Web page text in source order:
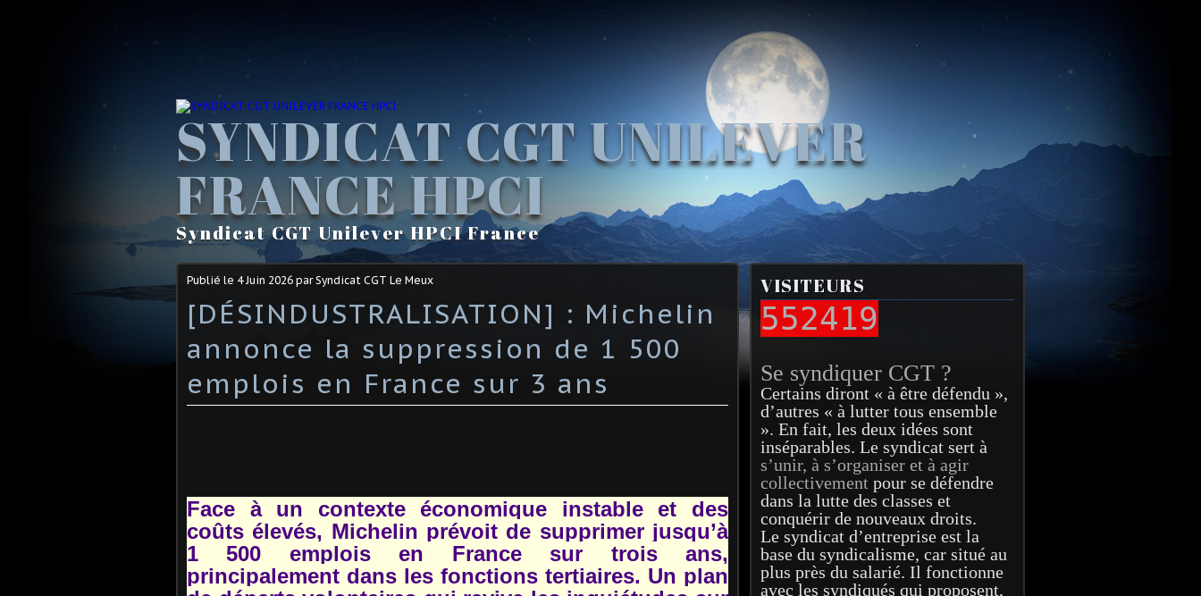
SYNDICAT CGT UNILEVER
FRANCE HPCI
Syndicat CGT Unilever HPCI France
Publié le 4 Juin 2026 par Syndicat CGT Le Meux
[DÉSINDUSTRALISATION] : Michelin
annonce la suppression de 1 500
emplois en France sur 3 ans
Face à un contexte économique instable et des
coûts élevés, Michelin prévoit de supprimer jusqu’à
1 500 emplois en France sur trois ans,
principalement dans les fonctions tertiaires. Un plan
VISITEURS
552419
Se syndiquer CGT ?
Certains diront « à être défendu »,
d’autres « à lutter tous ensemble
». En fait, les deux idées sont
inséparables. Le syndicat sert à
s’unir, à s’organiser et à agir
collectivement pour se défendre
dans la lutte des classes et
conquérir de nouveaux droits.
Le syndicat d’entreprise est la
base du syndicalisme, car situé au
plus près du salarié. Il fonctionne
avec les syndiqués qui proposent,